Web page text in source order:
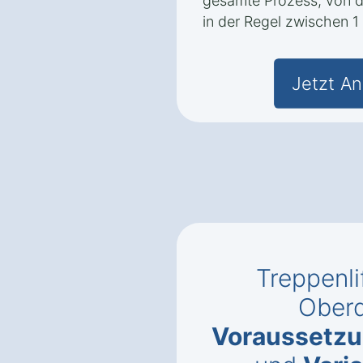
in der Regel zwischen
Jetzt